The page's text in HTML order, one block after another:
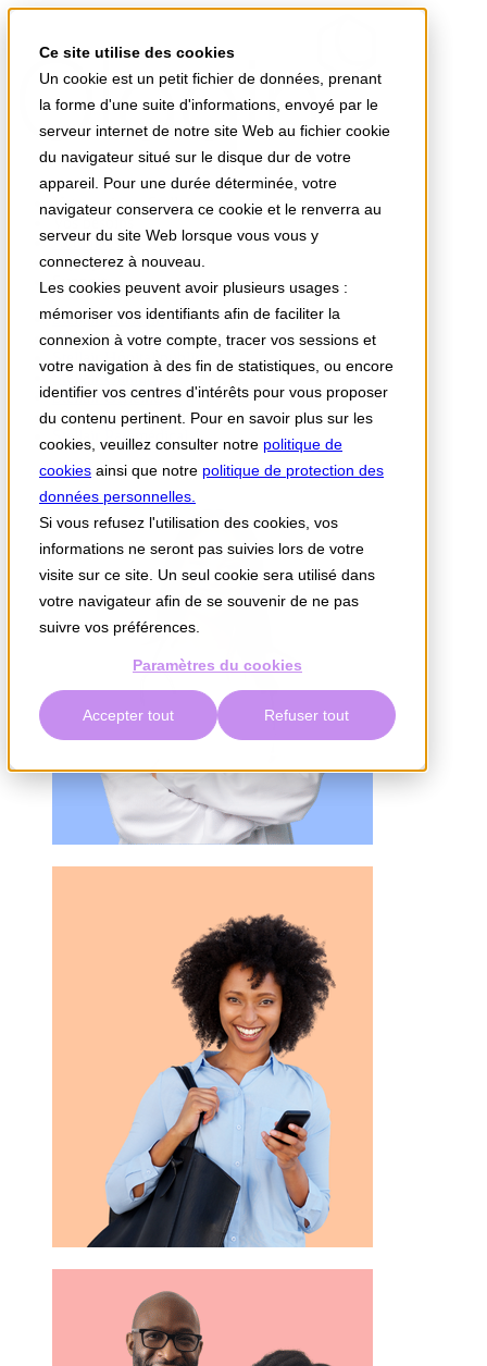
Ce site utilise des cookies
Un cookie est un petit fichier de données, prenant
la forme d'une suite d'informations, envoyé par le
serveur internet de notre site Web au fichier cookie
du navigateur situé sur le disque dur de votre
appareil. Pour une durée déterminée, votre
navigateur conservera ce cookie et le renverra au
serveur du site Web lorsque vous vous y
connecterez à nouveau.
Les cookies peuvent avoir plusieurs usages :
mémoriser vos identifiants afin de faciliter la
connexion à votre compte, tracer vos sessions et
votre navigation à des fin de statistiques, ou encore
identifier vos centres d'intérêts pour vous proposer
du contenu pertinent. Pour en savoir plus sur les
cookies, veuillez consulter notre politique de
cookies ainsi que notre politique de protection des
données personnelles.
Si vous refusez l'utilisation des cookies, vos
informations ne seront pas suivies lors de votre
visite sur ce site. Un seul cookie sera utilisé dans
votre navigateur afin de se souvenir de ne pas
suivre vos préférences.
Paramètres du cookies
Accepter tout Refuser tout
Votre univers Stellair
Vos besoins
Actualités
A propos
Support
Stellair Médecin
Stellair Infirmier
Stellair Hôpital public
Stellair Clinique
Stellair Officine
Stellair Labo
Stellair Paramédical